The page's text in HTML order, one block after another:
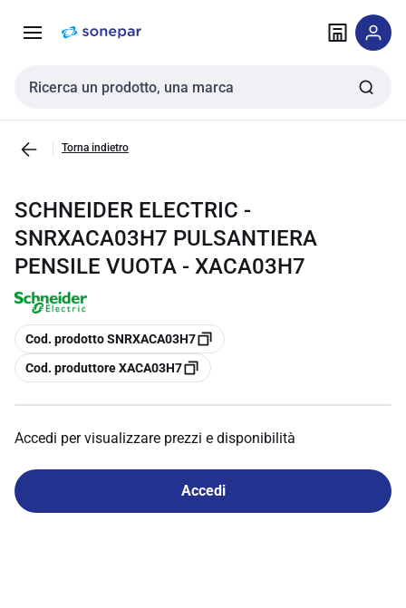
navigazione alla
Cerca input
Torna indietro
SCHNEIDER ELECTRIC -
SNRXACA03H7 PULSANTIERA
PENSILE VUOTA - XACA03H7
copia
Cod. prodotto SNRXACA03H7
copia
Cod. produttore XACA03H7
Accedi per visualizzare prezzi e disponibilità
Accedi